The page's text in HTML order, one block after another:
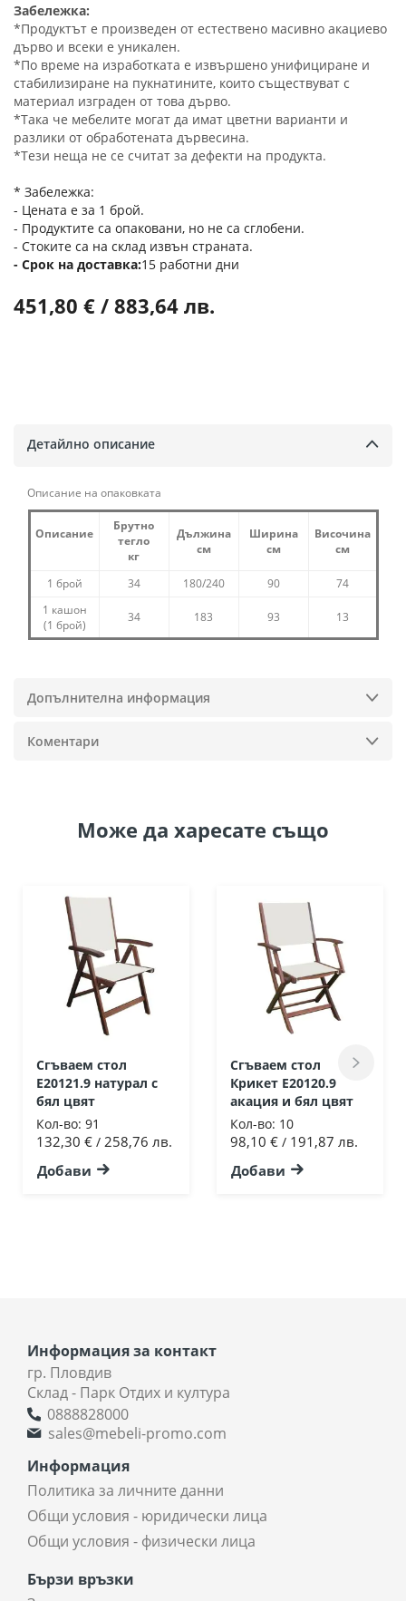
Забележка:
*Продуктът е произведен от естествено масивно акациево
дърво и всеки е уникален.
*По време на изработката е извършено унифициране и
стабилизиране на пукнатините, които съществуват с
материал изграден от това дърво.
*Така че мебелите могат да имат цветни варианти и
разлики от обработената дървесина.
*Тези неща не се считат за дефекти на продукта.
* Забележка:
- Цената е за 1 брой.
- Продуктите са опаковани, но не са сглобени.
- Стоките са на склад извън страната.
Срок на доставка 15 работни дни
451,80 € / 883,64 лв.
Детайлно описание
Описание на опаковката
Описание
Брутно
тегло
кг
Дължина
см
Ширина
см
Височина
см
1 брой 34 180/240 90
74
1 кашон
(1 брой)
34 183 93 13
Допълнителна информация
Коментари
Може да харесате също
Сгъваем стол
Ε20121.9 натурал с
бял цвят
Кол-во: 91
132,30 € / 258,76 лв.
Добави
Сгъваем стол
Крикет Ε20120.9
акация и бял цвят
Кол-во: 10
98,10 € / 191,87 лв.
Добави
Информация за контакт
гр. Пловдив
Склад - Парк Отдих и култура
0888828000
sales@mebeli-promo.com
Информация
Политика за личните данни
Общи условия - юридически лица
Общи условия - физически лица
Бързи връзки